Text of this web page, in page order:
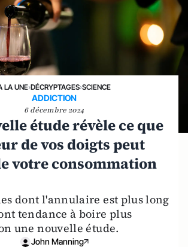
LA UNE›DÉCRYPTAGES›SCIENCE
ADDICTION
6 décembre 2024
étude révèle ce que
de vos doigts peut
votre consommation
dont l'annulaire est plus long
tendance à boire plus
une nouvelle étude.
John Manning